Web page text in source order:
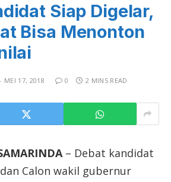
Siap Digelar,
Bisa Menonton
MEI 17, 2018 0 2 MINS READ
– Debat kandidat
Calon wakil gubernur